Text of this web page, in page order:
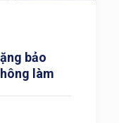
bảo
làm